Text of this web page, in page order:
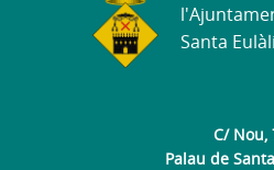
C/ Nou,
Palau de
Santa